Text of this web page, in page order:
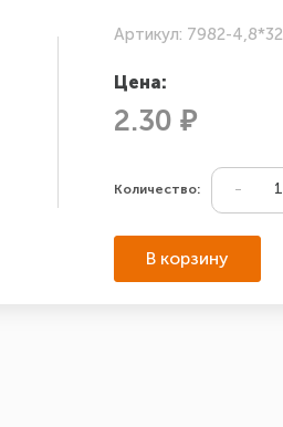
Артикул: 7982-4,8*32
Цена:
2.30 ₽
Количество:
В корзину